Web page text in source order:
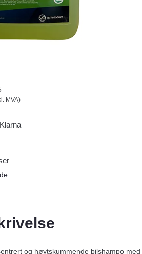
MVA)
og høytskummende bilshampo med